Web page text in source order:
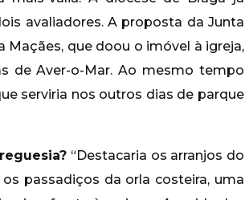
avaliadores. A proposta da Junta
Maçães, que doou o imóvel à igreja,
de Aver-o-Mar. Ao mesmo tempo
serviria nos outros dias de parque
“Destacaria os arranjos do
passadiços da orla costeira, uma